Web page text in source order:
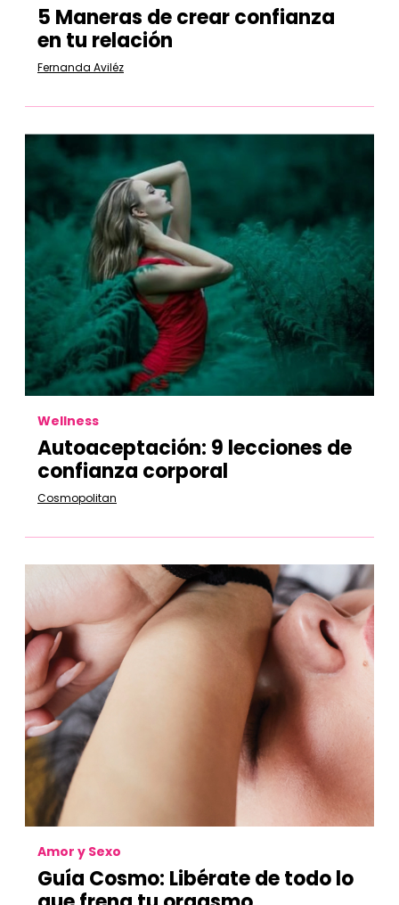
5 Maneras de crear confianza
en tu relación
Fernanda Aviléz
Wellness
Autoaceptación: 9 lecciones de
confianza corporal
Cosmopolitan
Amor y Sexo
Guía Cosmo: Libérate de todo lo